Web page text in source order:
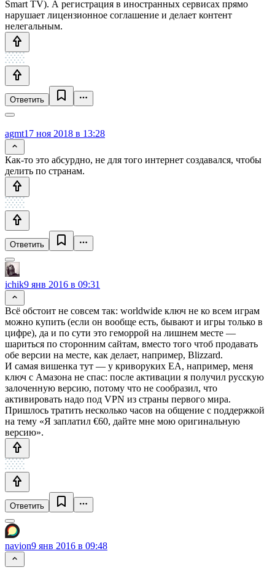
Smart TV). А регистрация в иностранных сервисах прямо
нарушает лицензионное соглашение и делает контент
нелегальным.
Ответить
agmt17 ноя 2018 в 13:28
Как-то это абсурдно, не для того интернет создавался, чтобы
делить по странам.
Ответить
ichik9 янв 2016 в 09:31
Всё обстоит не совсем так: worldwide ключ не ко всем играм
можно купить (если он вообще есть, бывают и игры только в
цифре), да и по сути это геморрой на лишнем месте —
шариться по сторонним сайтам, вместо того чтоб продавать
обе версии на месте, как делает, например, Blizzard.
И самая вишенка тут — у криворуких EA, например, меня
ключ с Амазона не спас: после активации я получил русскую
залоченную версию, потому что не сообразил, что
активировать надо под VPN из страны первого мира.
Пришлось тратить несколько часов на общение с поддержкой
на тему «Я заплатил €60, дайте мне мою оригинальную
версию».
Ответить
navion9 янв 2016 в 09:48